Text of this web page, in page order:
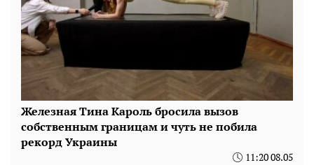
Железная Тина Кароль бросила вызов
собственным границам и чуть не побила
рекорд Украины
11:20 08.05